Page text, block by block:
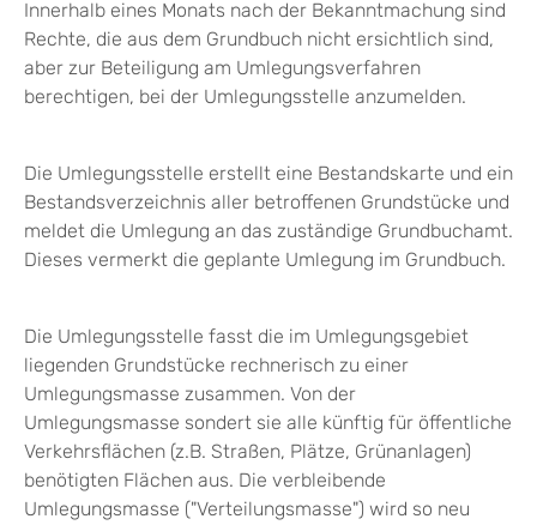
Innerhalb eines Monats nach der Bekanntmachung sind
Rechte, die aus dem Grundbuch nicht ersichtlich sind,
aber zur Beteiligung am Umlegungsverfahren
berechtigen, bei der Umlegungsstelle anzumelden.
Die Umlegungsstelle erstellt eine Bestandskarte und ein
Bestandsverzeichnis aller betroffenen Grundstücke und
meldet die Umlegung an das zuständige Grundbuchamt.
Dieses vermerkt die geplante Umlegung im Grundbuch.
Die Umlegungsstelle fasst die im Umlegungsgebiet
liegenden Grundstücke rechnerisch zu einer
Umlegungsmasse zusammen. Von der
Umlegungsmasse sondert sie alle künftig für öffentliche
Verkehrsflächen (z.B. Straßen, Plätze, Grünanlagen)
benötigten Flächen aus. Die verbleibende
Umlegungsmasse ("Verteilungsmasse") wird so neu